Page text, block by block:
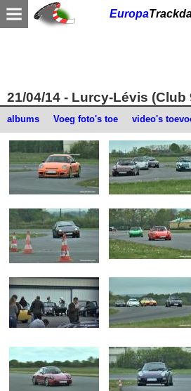
Europa
21/04/14 - Lurcy-Lévis (Club
albums Voeg foto's toe video's